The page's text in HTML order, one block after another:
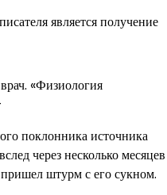
является получение
врач. «Физиология
поклонника источника
через несколько месяцев
штурм с его сукном.